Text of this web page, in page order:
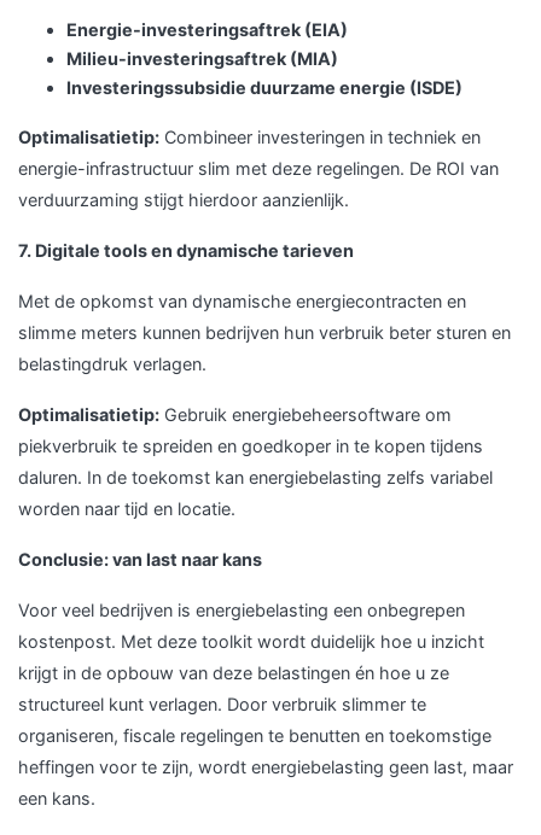
Energie-investeringsaftrek (EIA)
Milieu-investeringsaftrek (MIA)
Investeringssubsidie duurzame energie (ISDE)
Optimalisatietip: Combineer investeringen in techniek en
energie-infrastructuur slim met deze regelingen. De ROI van
verduurzaming stijgt hierdoor aanzienlijk.
7. Digitale tools en dynamische tarieven
Met de opkomst van dynamische energiecontracten en
slimme meters kunnen bedrijven hun verbruik beter sturen en
belastingdruk verlagen.
Optimalisatietip: Gebruik energiebeheersoftware om
piekverbruik te spreiden en goedkoper in te kopen tijdens
daluren. In de toekomst kan energiebelasting zelfs variabel
worden naar tijd en locatie.
Conclusie: van last naar kans
Voor veel bedrijven is energiebelasting een onbegrepen
kostenpost. Met deze toolkit wordt duidelijk hoe u inzicht
krijgt in de opbouw van deze belastingen én hoe u ze
structureel kunt verlagen. Door verbruik slimmer te
organiseren, fiscale regelingen te benutten en toekomstige
heffingen voor te zijn, wordt energiebelasting geen last, maar
een kans.